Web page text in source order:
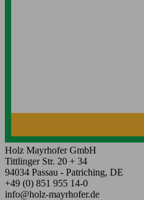
Holz Mayrhofer GmbH
Tittlinger Str. 20 + 34
94034 Passau - Patriching, DE
+49 (0) 851 955 14-0
info@holz-mayrhofer.de